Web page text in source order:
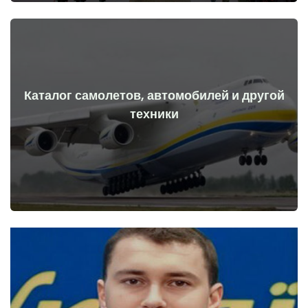
Каталог самолетов, автомобилей и другой
техники
Самолеты, машины, технические средства до и после
начала войны
Перейти